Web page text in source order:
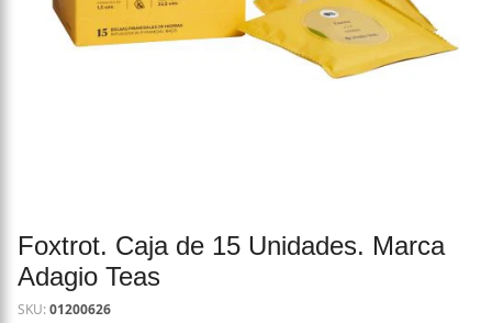
Foxtrot. Caja de 15 Unidades. Marca
Adagio Teas
SKU:01200626